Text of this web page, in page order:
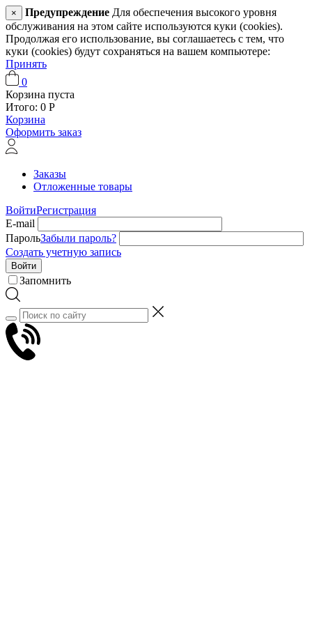
× Предупреждение Для обеспечения высокого уровня
обслуживания на этом сайте используются куки (cookies).
Продолжая его использование, вы соглашаетесь с тем, что
куки (cookies) будут сохраняться на вашем компьютере:
Принять
0
Корзина пуста
Итого: 0 Р
Корзина
Оформить заказ
Заказы
Отложенные товары
ВойтиРегистрация
E-mail
ПарольЗабыли пароль?
Создать учетную запись
Войти
Запомнить